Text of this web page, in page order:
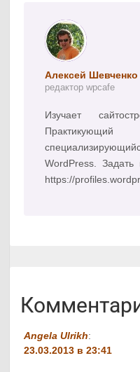
Алексей Шевченко
редактор wpcafe
Изучает
WordPress.
https://
Angela Ulrikh:
23.03.2013 в 23:41